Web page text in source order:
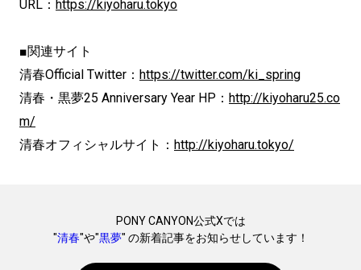
URL： https://kiyoharu.tokyo
■関連サイト
清春Official Twitter： https://twitter.com/ki_spring
清春・黒夢25 Anniversary Year HP： http://kiyoharu25.co
m/
清春オフィシャルサイト： http://kiyoharu.tokyo/
PONY CANYON公式Xでは
"清春"や"黒夢" の新着記事をお知らせしています！